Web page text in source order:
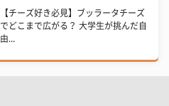
【チーズ好き必見】ブッラータチーズ
でどこまで広がる？ 大学生が挑んだ自
由...